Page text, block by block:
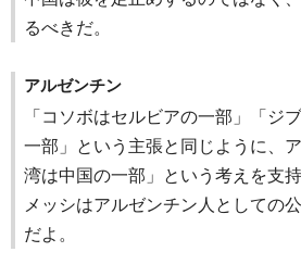
るべきだ。
アルゼンチン
「コソボはセルビアの一部」「ジ
一部」という主張と同じように、
湾は中国の一部」という考えを支持
メッシはアルゼンチン人としての
だよ。